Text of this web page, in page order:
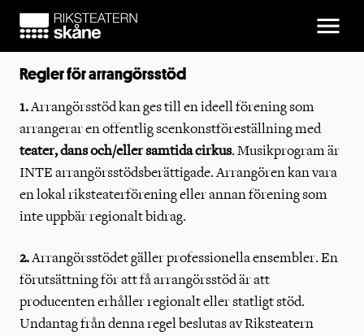
Regler för arrangörsstöd
1.Arrangörsstöd kan ges till en ideell förening som
arrangerar en offentlig scenkonstföreställning med
teater, dans och/eller samtida cirkus. Musikprogram är
INTE arrangörsstödsberättigade. Arrangören kan vara
en lokal riksteaterförening eller annan förening som
inte uppbär regionalt bidrag.
2.Arrangörsstödet gäller professionella ensembler. En
förutsättning för att få arrangörsstöd är att
producenten erhåller regionalt eller statligt stöd.
Undantag från denna regel beslutas av Riksteatern
Meny